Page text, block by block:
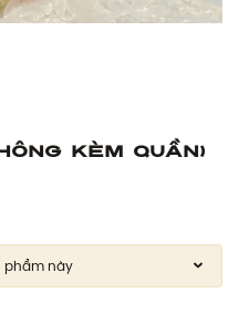
kèm quần)
phẩm này